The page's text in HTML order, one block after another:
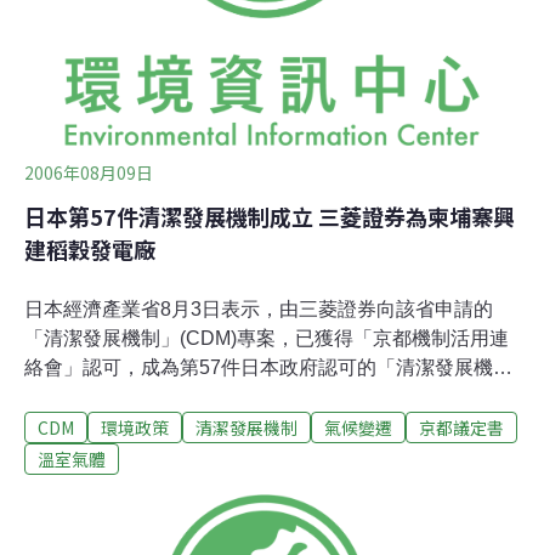
利用及雨水等水資源的有效使用。
2006年08月09日
日本第57件清潔發展機制成立 三菱證券為柬埔寨興
建稻穀發電廠
日本經濟產業省8月3日表示，由三菱證券向該省申請的
「清潔發展機制」(CDM)專案，已獲得「京都機制活用連
絡會」認可，成為第57件日本政府認可的「清潔發展機
Sounl村興建稻穀發電廠，預期年平均二氧化碳的排出削
減量5.2萬噸。包含共同實施(JI)在內的話，這在日本是第
進行支援。日後還須要再向清潔發展機制理事會的委任營
運機構（Designated Operational Entities, DOE）提出事
CDM 環境政策 清潔發展機制 氣候變遷
京都議定書
溫室氣體